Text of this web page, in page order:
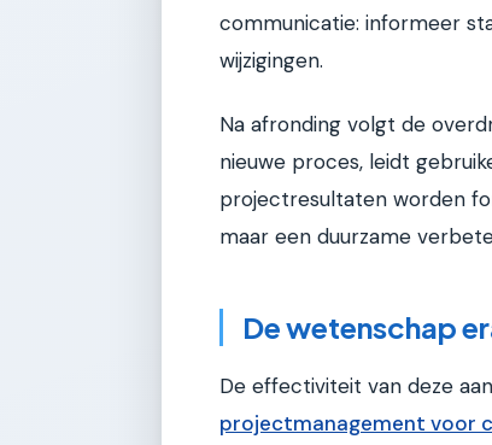
communicatie: informeer
wijzigingen.
Na afronding volgt de
nieuwe proces, leidt
projectresultaten worden
maar een duurzame
De wetenschap
De effectiviteit van deze
projectmanagement voor